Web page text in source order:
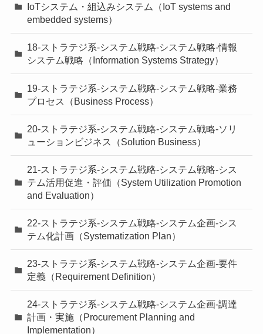
IoTシステム・組込みシステム（IoT systems and
embedded systems）
18-ストラテジ系-システム戦略-システム戦略-情報
システム戦略（Information Systems Strategy）
19-ストラテジ系-システム戦略-システム戦略-業務
プロセス（Business Process）
20-ストラテジ系-システム戦略-システム戦略-ソリ
ューションビジネス（Solution Business）
21-ストラテジ系-システム戦略-システム戦略-シス
テム活用促進・評価（System Utilization Promotion
and Evaluation）
22-ストラテジ系-システム戦略-システム企画-シス
テム化計画（Systematization Plan）
23-ストラテジ系-システム戦略-システム企画-要件
定義（Requirement Definition）
24-ストラテジ系-システム戦略-システム企画-調達
計画・実施（Procurement Planning and
Implementation）